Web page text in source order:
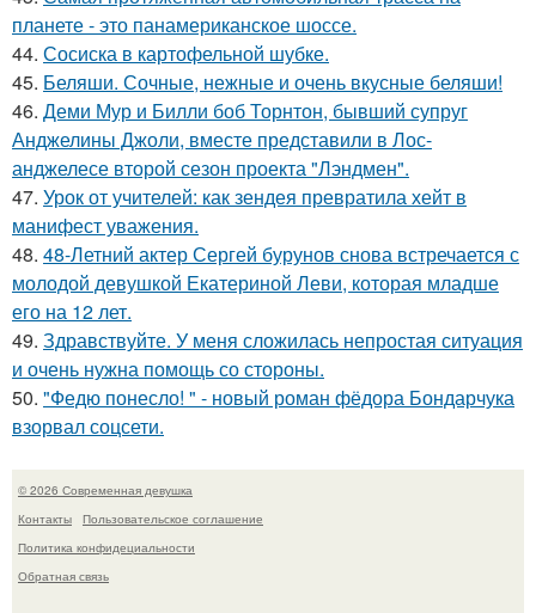
планете - это панамериканское шоссе.
44. Сосиска в картофельной шубке.
45. Беляши. Сочные, нежные и очень вкусные беляши!
46. Деми Мур и Билли боб Торнтон, бывший супруг
Анджелины Джоли, вместе представили в Лос-
анджелесе второй сезон проекта "Лэндмен".
47. Урок от учителей: как зендея превратила хейт в
манифест уважения.
48. 48-Летний актер Сергей бурунов снова встречается с
молодой девушкой Екатериной Леви, которая младше
его на 12 лет.
49. Здравствуйте. У меня сложилась непростая ситуация
и очень нужна помощь со стороны.
50. "Федю понесло! " - новый роман фёдора Бондарчука
взорвал соцсети.
© 2026 Современная девушка
Контакты
Пользовательское соглашение
Политика конфидециальности
Обратная связь